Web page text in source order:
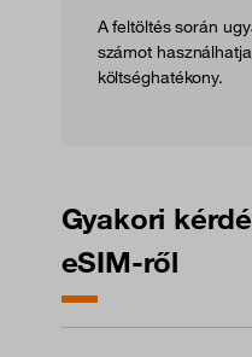
A feltöltés során
számot
költséghatékony.
Gyakori
eSIM-ről